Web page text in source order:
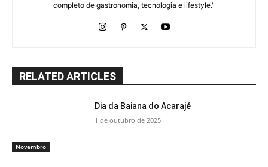
completo de gastronomia, tecnologia e lifestyle."
RELATED ARTICLES
Novembro
Dia da Baiana do Acarajé
1 de outubro de 2025